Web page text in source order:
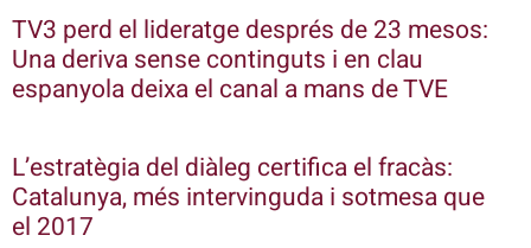
TV3 perd el lideratge després de 23 mesos:
Una deriva sense continguts i en clau
espanyola deixa el canal a mans de TVE
L’estratègia del diàleg certifica el fracàs:
Catalunya, més intervinguda i sotmesa que
el 2017